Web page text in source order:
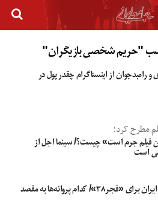
"حریم شخصی بازیگران"
رامبدجوان از اینستاگرام چقدر پول در
مطرح کرد؛
فیلم جرم است» چیست؟/ سینما اجل از
است
تدارک سینمای ایران برای «فجر۳۸»/ کدام پروانه‌ها به مقصد